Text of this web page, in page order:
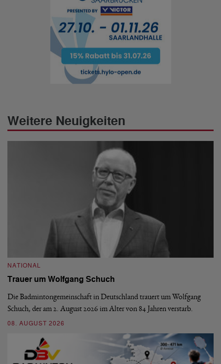
Weitere Neuigkeiten
NATIONAL
Trauer um Wolfgang Schuch
Die Badmintongemeinschaft in Deutschland trauert um Wolfgang
Schuch, der am 2. August 2026 im Alter von 84 Jahren verstarb.
08. AUGUST 2026